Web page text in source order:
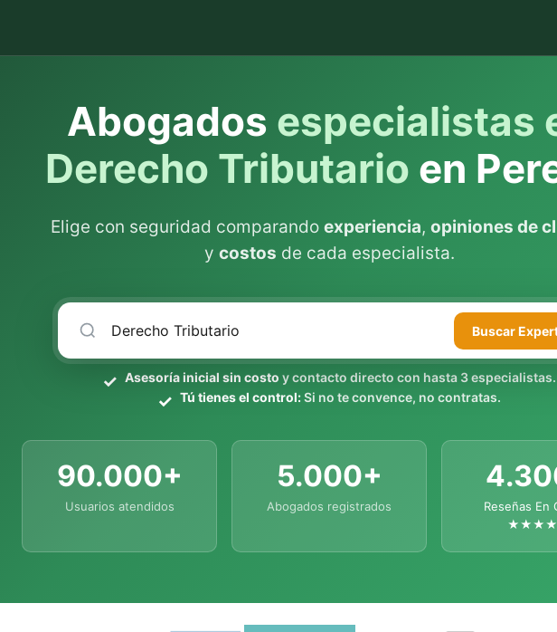
Abogados especialistas
Derecho Tributario en
Elige con seguridad comparando experiencia, opiniones de
y costos de cada especialista.
Buscar
Asesoría inicial sin costo y contacto directo con hasta 3 especialistas.
Tú tienes el control:Si no te convence, no contratas.
90.000+
Usuarios atendidos
5.000+
Abogados registrados
Reseñas En